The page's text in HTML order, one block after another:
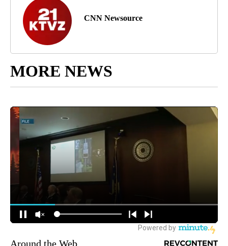
CNN Newsource
MORE NEWS
Around the Web